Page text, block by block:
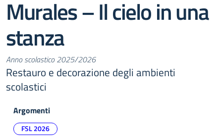
Murales – Il cielo in una
stanza
Anno scolastico 2025/2026
Restauro e decorazione degli ambienti
scolastici
Argomenti
FSL 2026